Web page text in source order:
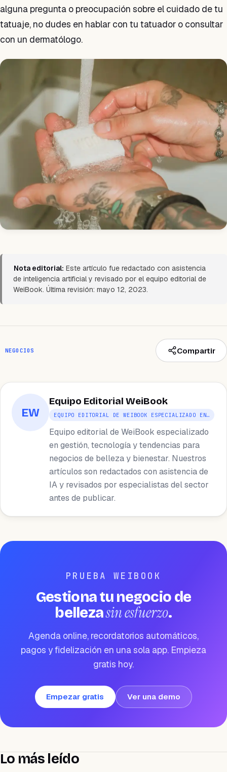
alguna pregunta o preocupación sobre el cuidado de tu
tatuaje, no dudes en hablar con tu tatuador o consultar
con un dermatólogo.
Nota editorial: Este artículo fue redactado con asistencia
de inteligencia artificial y revisado por el equipo editorial de
WeiBook. Última revisión: mayo 12, 2023.
NEGOCIOS Compartir
EW
Equipo Editorial WeiBook
EQUIPO EDITORIAL DE WEIBOOK ESPECIALIZADO EN…
Equipo editorial de WeiBook especializado
en gestión, tecnología y tendencias para
negocios de belleza y bienestar. Nuestros
artículos son redactados con asistencia de
IA y revisados por especialistas del sector
antes de publicar.
PRUEBA WEIBOOK
Gestiona tu negocio de
bellezasin esfuerzo.
Agenda online, recordatorios automáticos,
pagos y fidelización en una sola app. Empieza
gratis hoy.
Empezar gratis Ver una demo
Lo más leído